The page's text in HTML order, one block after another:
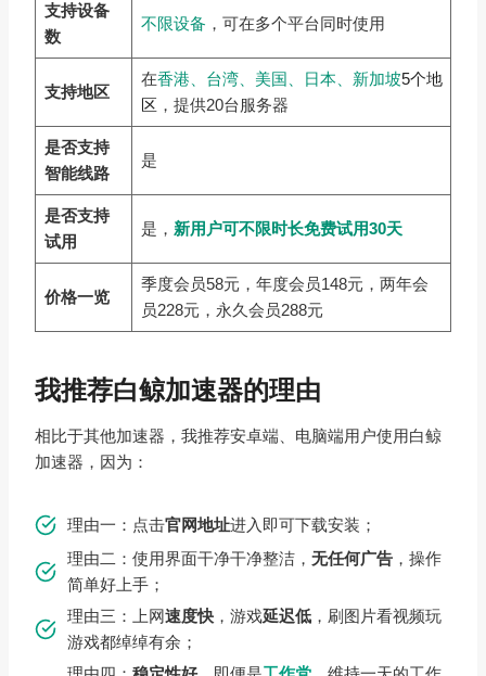
支持设备
数
不限设备 ，可在多个平台同时使用
支持地区
在香港、台湾、美国、日本、新加坡5个地
区 ，提供20台服务器
是否支持
智能线路
是
是否支持
试用
是， 新用户可不限时长免费试用30天
价格一览
季度会员58元，年度会员148元，两年会
员228元，永久会员288元
我推荐白鲸加速器的理由
相比于其他加速器，我推荐安卓端、电脑端用户使用白鲸
加速器，因为：
理由一：点击官网地址进入即可下载安装；
理由二：使用界面干净干净整洁， 无任何广告 ，操作
简单好上手；
理由三：上网速度快 ，游戏延迟低 ，刷图片看视频玩
游戏都绰绰有余；